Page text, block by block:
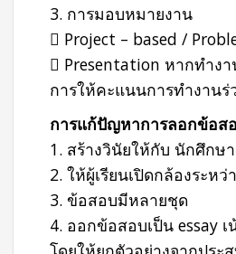
3. การมอบหมายงาน
 Project – based /
 Presentation หากทำง
การให้คะแนนการทำงาน
การแก้ปัญหาการลอกข้อส
1. สร้างวินัยให้กับ นักศึกษา
2. ให้ผู้เรียนเปิดกล้องระหว่
3. ข้อสอบมีหลายชุด
4. ออกข้อสอบเป็น essay เ